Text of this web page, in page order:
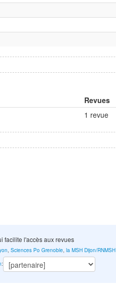
Revues
1 revue
facilite l'accès aux revues
,Sciences Po Grenoble,la MSH Dijon/RNMSH
: